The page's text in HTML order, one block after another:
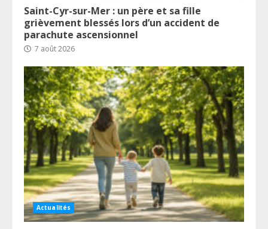
Saint-Cyr-sur-Mer : un père et sa fille
grièvement blessés lors d’un accident de
parachute ascensionnel
7 août 2026
Actualités